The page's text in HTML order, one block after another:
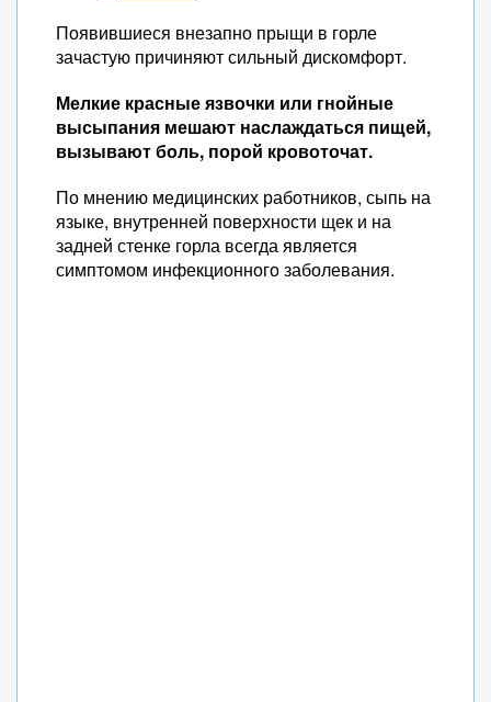
Появившиеся внезапно прыщи в горле
зачастую причиняют сильный дискомфорт.
Мелкие красные язвочки или гнойные
высыпания мешают наслаждаться пищей,
вызывают боль, порой кровоточат.
По мнению медицинских работников, сыпь на
языке, внутренней поверхности щек и на
задней стенке горла всегда является
симптомом инфекционного заболевания.